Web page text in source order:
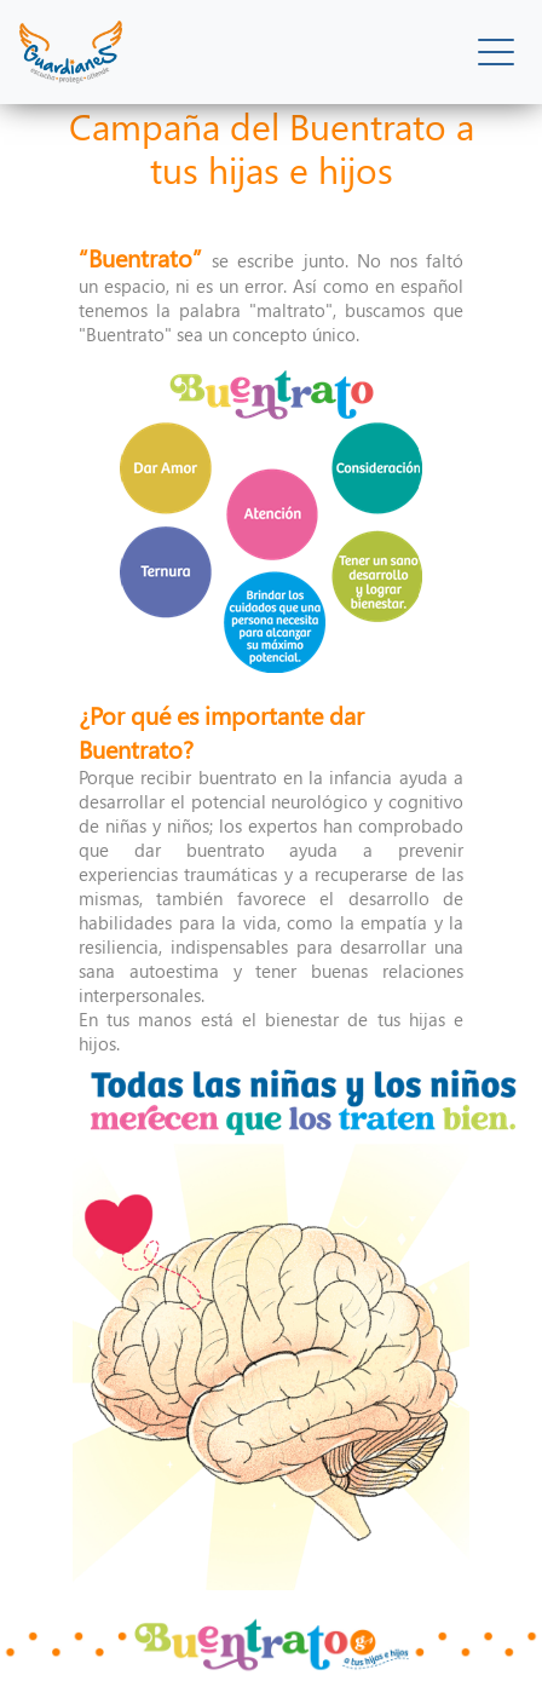
Campaña del Buentrato a
tus hijas e hijos
“Buentrato”se escribe junto. No nos faltó
un espacio, ni es un error. Así como en español
tenemos la palabra "maltrato", buscamos que
"Buentrato" sea un concepto único.
¿Por qué es importante dar
Buentrato?
Porque recibir buentrato en la infancia ayuda a
desarrollar el potencial neurológico y cognitivo
de niñas y niños; los expertos han comprobado
que dar buentrato ayuda a prevenir
experiencias traumáticas y a recuperarse de las
mismas, también favorece el desarrollo de
habilidades para la vida, como la empatía y la
resiliencia, indispensables para desarrollar una
sana autoestima y tener buenas relaciones
interpersonales.
En tus manos está el bienestar de tus hijas e
hijos.